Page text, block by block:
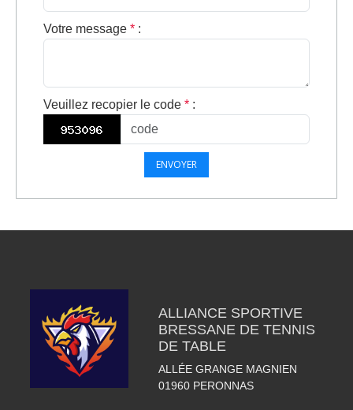
Votre message * :
Veuillez recopier le code * :
ENVOYER
ALLIANCE SPORTIVE
BRESSANE DE TENNIS
DE TABLE
ALLÉE GRANGE MAGNIEN
01960 PERONNAS